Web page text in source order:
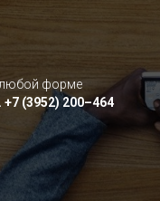
любой форме
+7 (3952) 200–464